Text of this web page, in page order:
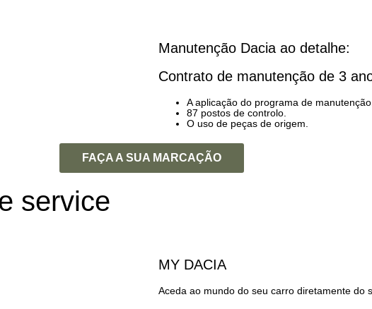
Manutenção Dacia ao detalhe:
Contrato de manutenção de 3
A aplicação do programa de manutenção.
87 postos de controlo.
O uso de peças de origem.
FAÇA A SUA MARCAÇÃO
service
MY DACIA
Aceda ao mundo do seu carro diretamente do